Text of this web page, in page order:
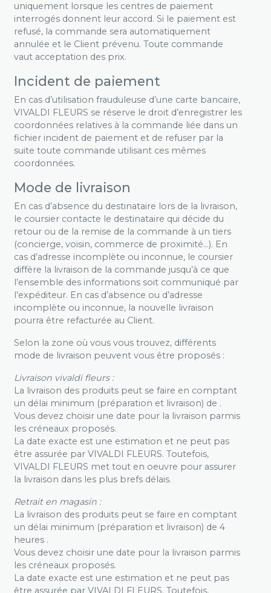
uniquement lorsque les centres de paiement
interrogés donnent leur accord. Si le paiement est
refusé, la commande sera automatiquement
annulée et le Client prévenu. Toute commande
vaut acceptation des prix.
Incident de paiement
En cas d’utilisation frauduleuse d’une carte bancaire,
VIVALDI FLEURS se réserve le droit d’enregistrer les
coordonnées relatives à la commande liée dans un
fichier incident de paiement et de refuser par la
suite toute commande utilisant ces mêmes
coordonnées.
Mode de livraison
En cas d’absence du destinataire lors de la livraison,
le coursier contacte le destinataire qui décide du
retour ou de la remise de la commande à un tiers
(concierge, voisin, commerce de proximité…). En
cas d’adresse incomplète ou inconnue, le coursier
diffère la livraison de la commande jusqu’à ce que
l’ensemble des informations soit communiqué par
l’expéditeur. En cas d’absence ou d’adresse
incomplète ou inconnue, la nouvelle livraison
pourra être refacturée au Client.
Selon la zone où vous vous trouvez, différents
mode de livraison peuvent vous être proposés :
Livraison vivaldi fleurs :
La livraison des produits peut se faire en comptant
un délai minimum (préparation et livraison) de .
Vous devez choisir une date pour la livraison parmis
les créneaux proposés.
La date exacte est une estimation et ne peut pas
être assurée par VIVALDI FLEURS. Toutefois,
VIVALDI FLEURS met tout en oeuvre pour assurer
la livraison dans les plus brefs délais.
Retrait en magasin :
La livraison des produits peut se faire en comptant
un délai minimum (préparation et livraison) de 4
heures .
Vous devez choisir une date pour la livraison parmis
les créneaux proposés.
La date exacte est une estimation et ne peut pas
être assurée par VIVALDI FLEURS. Toutefois,